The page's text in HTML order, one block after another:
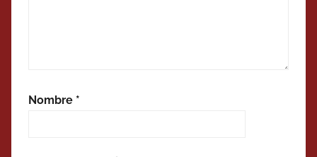
Nombre *